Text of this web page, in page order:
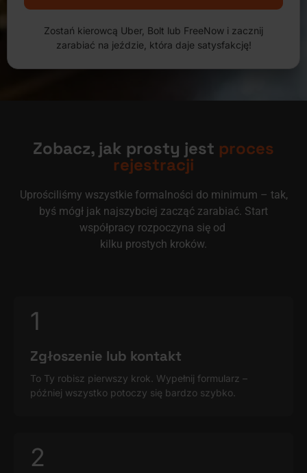
Zostań kierowcą Uber, Bolt lub FreeNow i zacznij
zarabiać na jeździe, która daje satysfakcję!
Zobacz, jak prosty jest proces
rejestracji
Uprościliśmy wszystkie formalności do minimum – tak,
byś mógł jak najszybciej zacząć zarabiać. Start
współpracy rozpoczyna się od
kilku prostych kroków.
1
Zgłoszenie lub kontakt
To Ty robisz pierwszy krok. Wypełnij formularz –
później wszystko potoczy się bardzo szybko.
2